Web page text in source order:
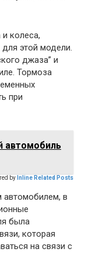
колеса,
этой модели.
джаза” и
Тормоза
при
автомобиль
by Inline Related Posts
в
была
которая
на связи с